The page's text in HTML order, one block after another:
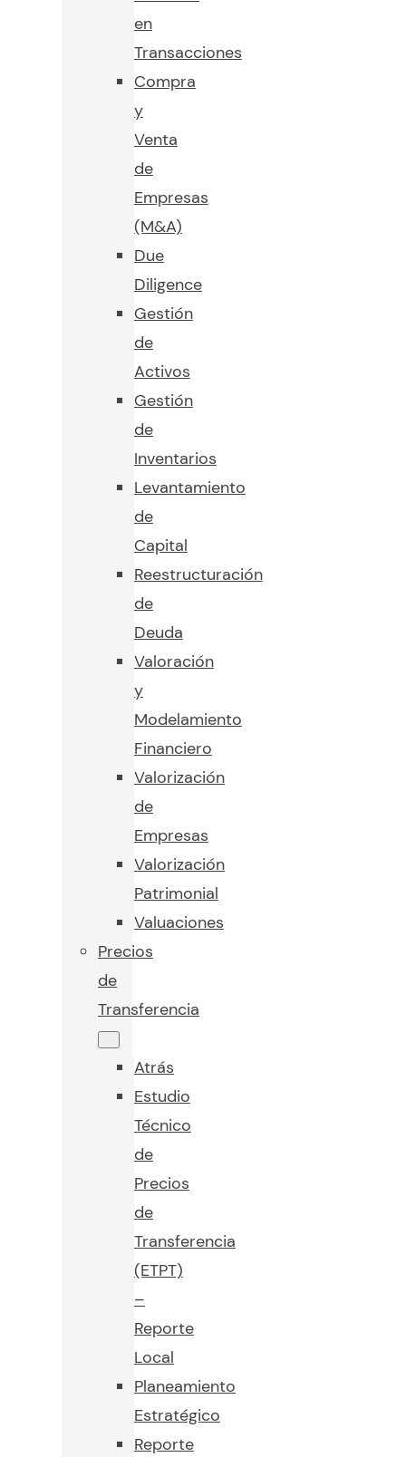
en
Transacciones
Compra
y
Venta
de
Empresas
(M&A)
Due
Diligence
Gestión
de
Activos
Gestión
de
Inventarios
Levantamiento
de
Capital
Reestructuración
de
Deuda
Valoración
y
Modelamiento
Financiero
Valorización
de
Empresas
Valorización
Patrimonial
Valuaciones
Precios
de
Transferencia
Atrás
Estudio
Técnico
de
Precios
de
Transferencia
(ETPT)
–
Reporte
Local
Planeamiento
Estratégico
Reporte